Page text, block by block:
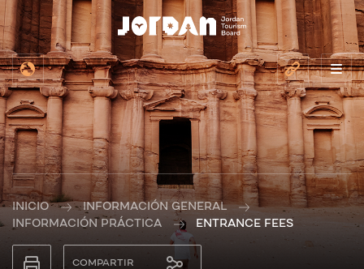
INICIO
INFORMACIÓN GENERAL
INFORMACIÓN PRÁCTICA
ENTRANCE FEES
COMPARTIR